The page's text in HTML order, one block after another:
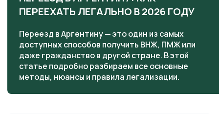
ПЕРЕЕХАТЬ ЛЕГАЛЬНО В 2026 ГОДУ
Переезд в Аргентину — это один из самых
доступных способов получить ВНЖ, ПМЖ или
даже гражданство в другой стране. В этой
статье подробно разбираем все основные
методы, нюансы и правила легализации.